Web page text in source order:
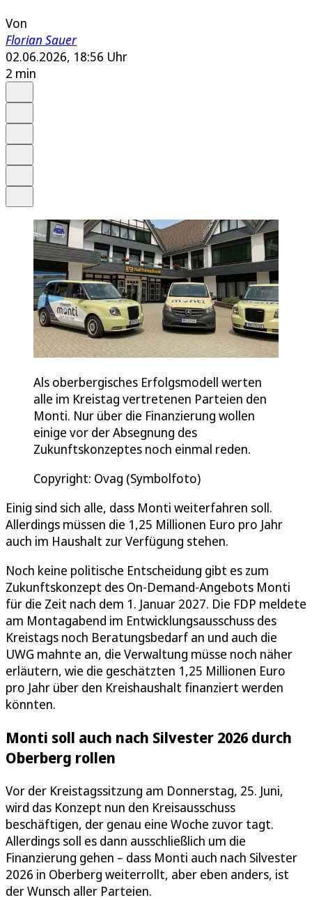
Von
Florian Sauer
02.06.2026, 18:56 Uhr
2 min
Als oberbergisches Erfolgsmodell werten
alle im Kreistag vertretenen Parteien den
Monti. Nur über die Finanzierung wollen
einige vor der Absegnung des
Zukunftskonzeptes noch einmal reden.
Copyright: Ovag (Symbolfoto)
Einig sind sich alle, dass Monti weiterfahren soll.
Allerdings müssen die 1,25 Millionen Euro pro Jahr
auch im Haushalt zur Verfügung stehen.
Noch keine politische Entscheidung gibt es zum
Zukunftskonzept des On-Demand-Angebots Monti
für die Zeit nach dem 1. Januar 2027. Die FDP meldete
am Montagabend im Entwicklungsausschuss des
Kreistags noch Beratungsbedarf an und auch die
UWG mahnte an, die Verwaltung müsse noch näher
erläutern, wie die geschätzten 1,25 Millionen Euro
pro Jahr über den Kreishaushalt finanziert werden
könnten.
Monti soll auch nach Silvester 2026 durch
Oberberg rollen
Vor der Kreistagssitzung am Donnerstag, 25. Juni,
wird das Konzept nun den Kreisausschuss
beschäftigen, der genau eine Woche zuvor tagt.
Allerdings soll es dann ausschließlich um die
Finanzierung gehen – dass Monti auch nach Silvester
2026 in Oberberg weiterrollt, aber eben anders, ist
der Wunsch aller Parteien.